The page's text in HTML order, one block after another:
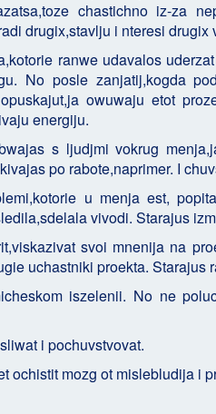
chastichno iz-za
drugix,stavlju i nteresi drugix
ranwe udavalos
No posle zanjatij,kogda
owuwaju etot
energiju.
s ljudjmi vokrug
po rabote,naprimer. I
u menja est,
vivodi. Starajus
svoi mnenija na
uchastniki proekta. Starajus
iszelenii. No ne
i pochuvstvovat.
ochistit mozg ot mislebludija i